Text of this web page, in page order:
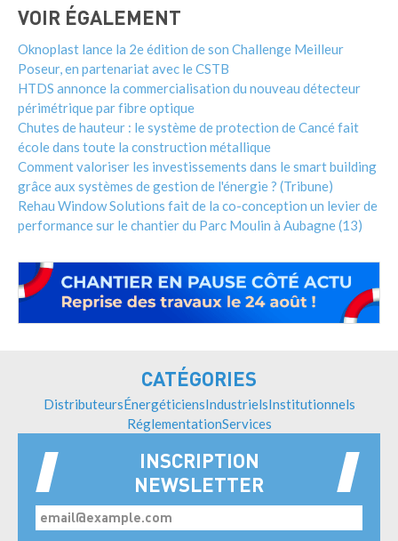
VOIR ÉGALEMENT
Oknoplast lance la 2e édition de son Challenge Meilleur
Poseur, en partenariat avec le CSTB
HTDS annonce la commercialisation du nouveau détecteur
périmétrique par fibre optique
Chutes de hauteur : le système de protection de Cancé fait
école dans toute la construction métallique
Comment valoriser les investissements dans le smart building
grâce aux systèmes de gestion de l'énergie ? (Tribune)
Rehau Window Solutions fait de la co-conception un levier de
performance sur le chantier du Parc Moulin à Aubagne (13)
CATÉGORIES
DistributeursÉnergéticiensIndustrielsInstitutionnels
RéglementationServices
INSCRIPTION
NEWSLETTER